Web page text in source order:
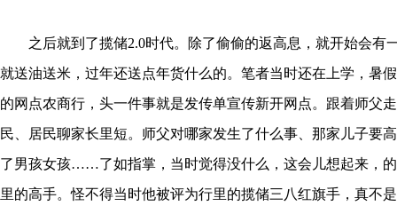
之后就到了揽储2.0时代。除了偷偷的返高息，就开始会有
就送油送米，过年还送点年货什么的。笔者当时还在上学，暑
的网点农商行，头一件事就是发传单宣传新开网点。跟着师父
民、居民聊家长里短。师父对哪家发生了什么事、那家儿子要
了男孩女孩……了如指掌，当时觉得没什么，这会儿想起来，
里的高手。怪不得当时他被评为行里的揽储三八红旗手，真不